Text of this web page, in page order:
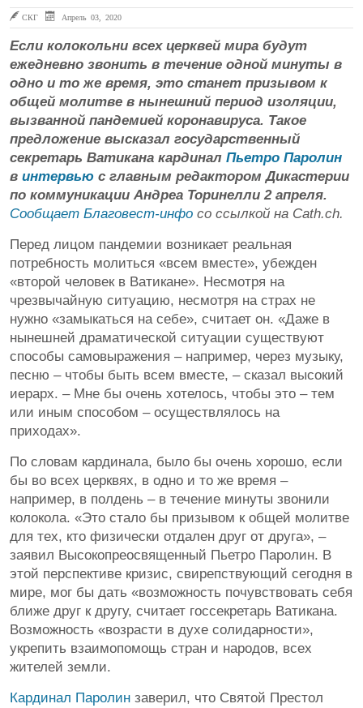
СКГ Апрель 03, 2020
Если колокольни всех церквей мира будут
ежедневно звонить в течение одной минуты в
одно и то же время, это станет призывом к
общей молитве в нынешний период изоляции,
вызванной пандемией коронавируса. Такое
предложение высказал государственный
секретарь Ватикана кардинал Пьетро Паролин
в интервью с главным редактором Дикастерии
по коммуникации Андреа Торинелли 2 апреля.
Сообщает Благовест-инфо со ссылкой на Cath.ch.
Перед лицом пандемии возникает реальная
потребность молиться «всем вместе», убежден
«второй человек в Ватикане». Несмотря на
чрезвычайную ситуацию, несмотря на страх не
нужно «замыкаться на себе», считает он. «Даже в
нынешней драматической ситуации существуют
способы самовыражения – например, через музыку,
песню – чтобы быть всем вместе, – сказал высокий
иерарх. – Мне бы очень хотелось, чтобы это – тем
или иным способом – осуществлялось на
приходах».
По словам кардинала, было бы очень хорошо, если
бы во всех церквях, в одно и то же время –
например, в полдень – в течение минуты звонили
колокола. «Это стало бы призывом к общей молитве
для тех, кто физически отдален друг от друга», –
заявил Высокопреосвященный Пьетро Паролин. В
этой перспективе кризис, свирепствующий сегодня в
мире, мог бы дать «возможность почувствовать себя
ближе друг к другу, считает госсекретарь Ватикана.
Возможность «возрасти в духе солидарности»,
укрепить взаимопомощь стран и народов, всех
жителей земли.
Кардинал Паролин заверил, что Святой Престол